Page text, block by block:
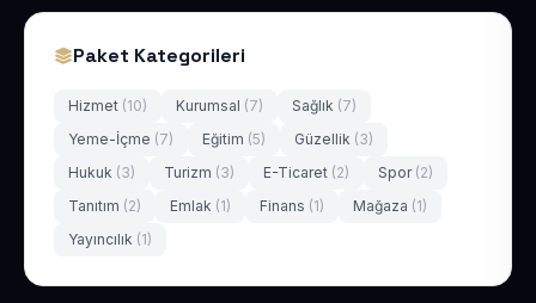
Paket Kategorileri
Hizmet (10) Kurumsal (7) Sağlık (7)
Yeme-İçme (7) Eğitim (5) Güzellik (3)
Hukuk (3) Turizm (3) E-Ticaret (2) Spor (2)
Tanıtım (2) Emlak (1) Finans (1) Mağaza (1)
Yayıncılık (1)